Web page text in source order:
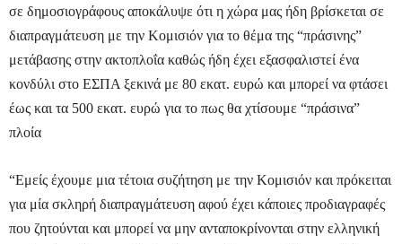
σε δημοσιογράφους αποκάλυψε ότι η χώρα μας ήδη βρίσκεται σε
διαπραγμάτευση με την Κομισιόν για το θέμα της “πράσινης”
μετάβασης στην ακτοπλοΐα καθώς ήδη έχει εξασφαλιστεί ένα
κονδύλι στο ΕΣΠΑ ξεκινά με 80 εκατ. ευρώ και μπορεί να φτάσει
έως και τα 500 εκατ. ευρώ για το πως θα χτίσουμε “πράσινα”
πλοία
“Εμείς έχουμε μια τέτοια συζήτηση με την Κομισιόν και πρόκειται
για μία σκληρή διαπραγμάτευση αφού έχει κάποιες προδιαγραφές
που ζητούνται και μπορεί να μην ανταποκρίνονται στην ελληνική